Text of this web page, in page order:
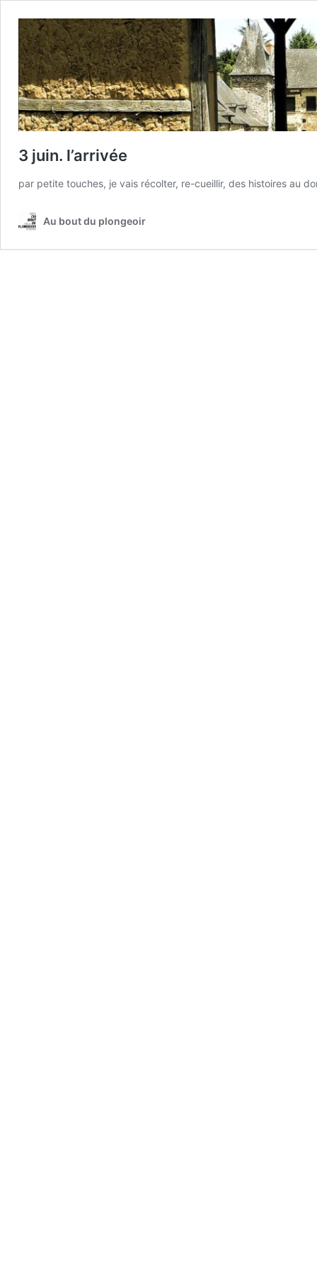
3 juin. l’arrivée
par petite touches, je vais récolter, re-cueillir, des histoires au
Au bout du plongeoir